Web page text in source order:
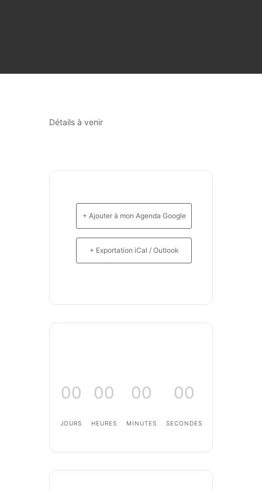
Détails à venir
+ Ajouter à mon Agenda Google
+ Exportation iCal / Outlook
00
JOURS
00
HEURES
00
MINUTES
00
SECONDES